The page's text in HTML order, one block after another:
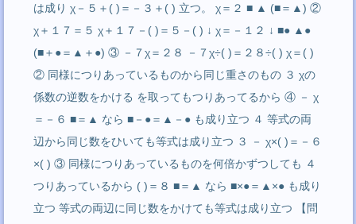
は成り χ－５＋( )＝－３＋( ) 立つ。 χ＝２ ■ ▲ (■＝▲) ②
χ＋１７＝５ χ＋１７－( )＝５－( ) ↓ χ＝－１２ ↓ ■● ▲●
(■＋●＝▲＋●) ③ －７χ＝２８ －７χ÷( )＝２８÷( ) χ＝( )
② 同様につりあっているものから同じ重さのもの ３ χの
係数の逆数をかける を取ってもつりあってるから ④ － χ
＝－６ ■＝▲ なら ■－●＝▲－● も成り立つ ４ 等式の両
辺から同じ数をひいても等式は成り立つ ３ － χ×( )＝－６
×( ) ③ 同様につりあっているものを何倍かずつしても ４
つりあっているから ( )＝８ ■＝▲ なら ■×●＝▲×● も成り
立つ 等式の両辺に同じ数をかけても等式は成り立つ 【問